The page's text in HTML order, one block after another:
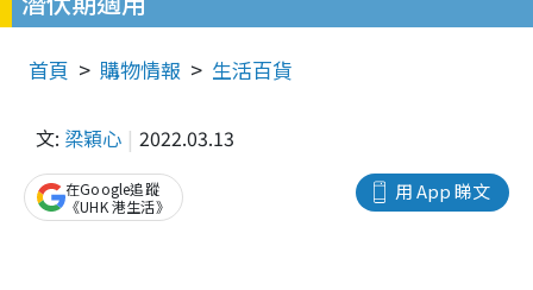
首頁 購物情報 生活百貨
文: 梁穎心 2022.03.13
用 App 睇文
在Google追蹤
《UHK 港生活》